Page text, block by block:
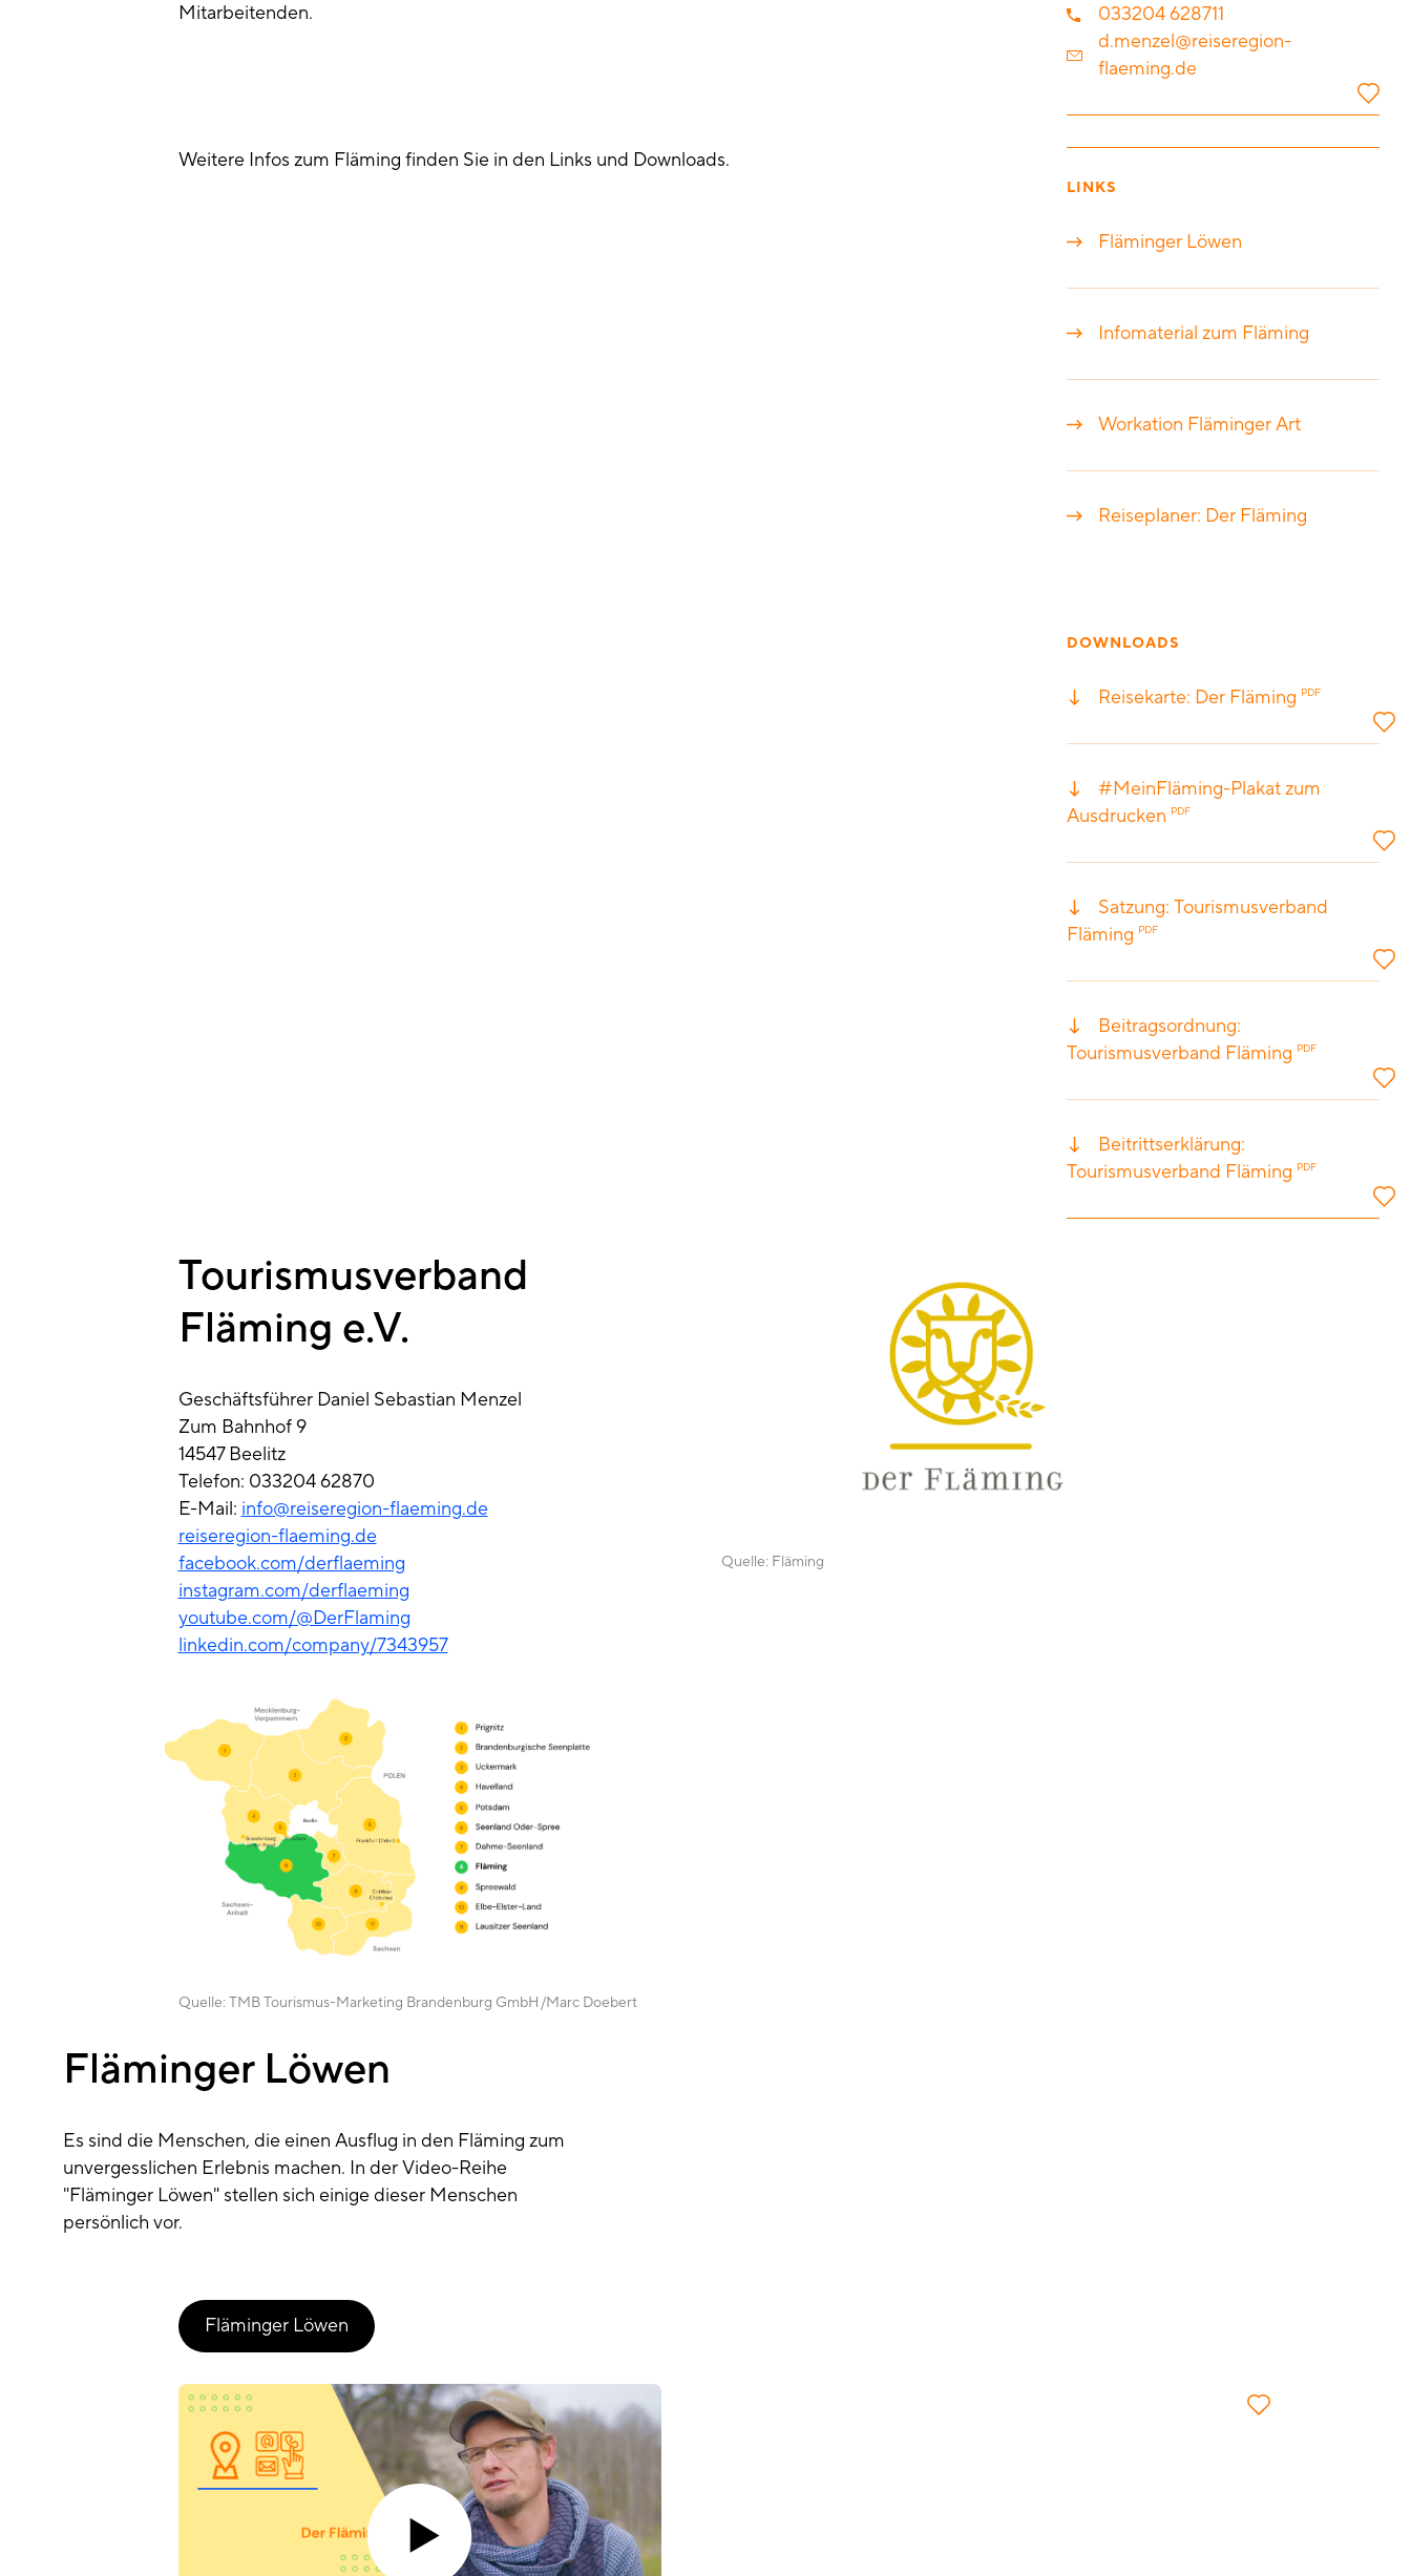
Mitarbeitenden.
033204 628711
d.menzel@reiseregion-
flaeming.de
Weitere Infos zum Fläming finden Sie in den Links und Downloads.
LINKS
Fläminger Löwen
Infomaterial zum Fläming
Workation Fläminger Art
Reiseplaner: Der Fläming
DOWNLOADS
Reisekarte: Der Fläming PDF
#MeinFläming-Plakat zum
Ausdrucken PDF
Satzung: Tourismusverband
Fläming PDF
Beitragsordnung:
Tourismusverband Fläming PDF
Beitrittserklärung:
Tourismusverband Fläming PDF
Tourismusverband
Fläming e.V.
Geschäftsführer Daniel Sebastian Menzel
Zum Bahnhof 9
14547 Beelitz
Telefon: 033204 62870
E-Mail: info@reiseregion-flaeming.de
reiseregion-flaeming.de
facebook.com/derflaeming
instagram.com/derflaeming
youtube.com/@DerFlaming
linkedin.com/company/7343957
Quelle: Fläming
Quelle: TMB Tourismus-Marketing Brandenburg GmbH Marc Doebert
Fläminger Löwen
Es sind die Menschen, die einen Ausflug in den Fläming zum
unvergesslichen Erlebnis machen. In der Video-Reihe
"Fläminger Löwen" stellen sich einige dieser Menschen
persönlich vor.
Fläminger Löwen